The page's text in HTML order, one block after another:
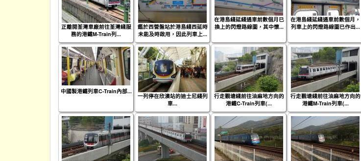
正離開荃灣車廠前往荃灣綫服
務的港鐵M-Train列...
鑑於西營盤站於港島綫西延時
未能及時啟用，因此列車上...
在港島綫延綫通車前數個月已
換上的閃燈路線圖，其中懷...
在港島綫延綫通車前數個月，
列車上的閃燈路線圖已作出...
中國製港鐵列車C-Train內部...
一列停在欣澳站的迪士尼綫列
車...
行走觀塘綫前往油麻地方向的
港鐵C-Train列車(...
行走觀塘綫前往油麻地方向的
港鐵M-Train列車(...